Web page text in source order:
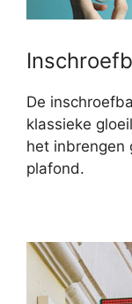
De
klassieke
het inbrengen
plafond.